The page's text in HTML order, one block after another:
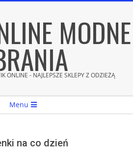
MODNE
ONLINE - NAJLEPSZE SKLEPY Z ODZIEŻĄ
Menu
na co dzień